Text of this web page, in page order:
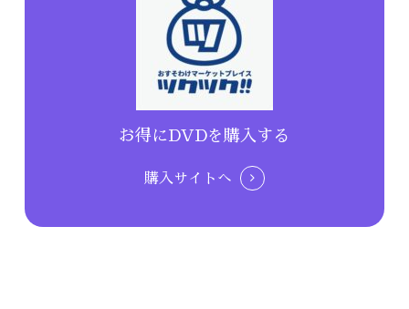
お得にDVDを購入する
購入サイトへ